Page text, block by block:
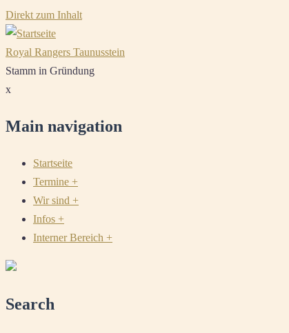
Direkt zum Inhalt
Royal Rangers Taunusstein
Stamm in Gründung
x
Main navigation
Startseite
Termine +
Wir sind +
Infos +
Interner Bereich +
Search